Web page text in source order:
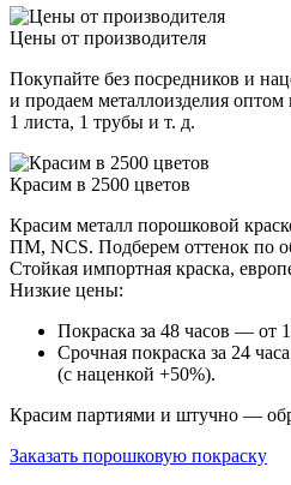
Цены от производителя
Покупайте без посредников и
и продаем металлоизделия
1 листа, 1 трубы и т. д.
Красим в 2500 цветов
Красим металл порошковой
ПМ, NCS. Подберем оттенок по
Стойкая импортная краска,
Низкие цены:
Покраска за 48 часов — от
Срочная покраска за 24
(с наценкой +50%).
Красим партиями и штучно —
Заказать порошковую покраску